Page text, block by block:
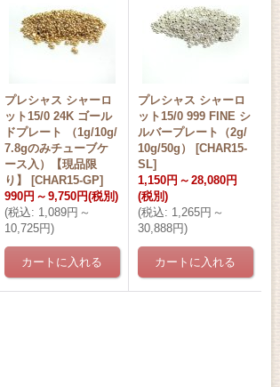
プレシャス シャーロ
ット15/0 24K ゴール
ドプレート （1g/10g/
7.8gのみチューブケ
ース入）【現品限
り】
[CHAR15-GP]
990円 ～ 9,750円(税別)
(税込: 1,089円 ～
10,725円)
プレシャス シャーロ
ット15/0 999 FINE シ
ルバープレート（2g/
10g/50g）
[CHAR15-
SL]
1,150円 ～ 28,080円
(税別)
(税込: 1,265円 ～
30,888円)